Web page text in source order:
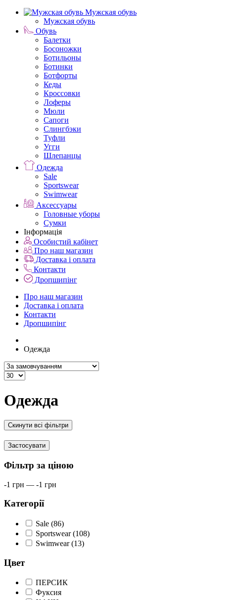
Мужская обувь
Мужская обувь
Обувь
Балетки
Босоножки
Ботильоны
Ботинки
Ботфорты
Кеды
Кроссовки
Лоферы
Мюли
Сапоги
Слингбэки
Туфли
Угги
Шлепанцы
Одежда
Sale
Sportswear
Swimwear
Аксессуары
Головные уборы
Сумки
Інформація
Особистий кабінет
Про наш магазин
Доставка і оплата
Контакти
Дропшипінг
Про наш магазин
Доставка і оплата
Контакти
Дропшипінг
Одежда
Одежда
Скинути всі фільтри
Застосувати
Фільтр за ціною
-1 грн — -1 грн
Категорії
Sale (86)
Sportswear (108)
Swimwear (13)
Цвет
ПЕРСИК
Фуксия